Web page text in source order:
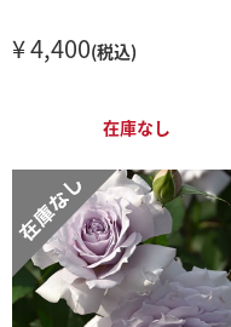
¥ 4,400(税込)
在庫なし